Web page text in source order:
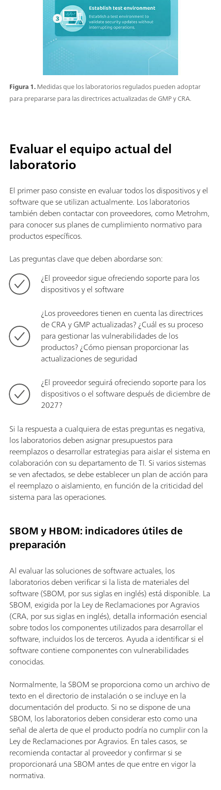
Figura 1.Medidas que los laboratorios regulados pueden adoptar
para prepararse para las directrices actualizadas de GMP y CRA.
Evaluar el equipo actual del
laboratorio
El primer paso consiste en evaluar todos los dispositivos y el
software que se utilizan actualmente. Los laboratorios
también deben contactar con proveedores, como Metrohm,
para conocer sus planes de cumplimiento normativo para
productos específicos.
Las preguntas clave que deben abordarse son:
¿El proveedor sigue ofreciendo soporte para los
dispositivos y el software
¿Los proveedores tienen en cuenta las directrices
de CRA y GMP actualizadas? ¿Cuál es su proceso
para gestionar las vulnerabilidades de los
productos? ¿Cómo piensan proporcionar las
actualizaciones de seguridad
¿El proveedor seguirá ofreciendo soporte para los
dispositivos o el software después de diciembre de
2027?
Si la respuesta a cualquiera de estas preguntas es negativa,
los laboratorios deben asignar presupuestos para
reemplazos o desarrollar estrategias para aislar el sistema en
colaboración con su departamento de TI. Si varios sistemas
se ven afectados, se debe establecer un plan de acción para
el reemplazo o aislamiento, en función de la criticidad del
sistema para las operaciones.
SBOM y HBOM: indicadores útiles de
preparación
Al evaluar las soluciones de software actuales, los
laboratorios deben verificar si la lista de materiales del
software (SBOM, por sus siglas en inglés) está disponible. La
SBOM, exigida por la Ley de Reclamaciones por Agravios
(CRA, por sus siglas en inglés), detalla información esencial
sobre todos los componentes utilizados para desarrollar el
software, incluidos los de terceros. Ayuda a identificar si el
software contiene componentes con vulnerabilidades
conocidas.
Normalmente, la SBOM se proporciona como un archivo de
texto en el directorio de instalación o se incluye en la
documentación del producto. Si no se dispone de una
SBOM, los laboratorios deben considerar esto como una
señal de alerta de que el producto podría no cumplir con la
Ley de Reclamaciones por Agravios. En tales casos, se
recomienda contactar al proveedor y confirmar si se
proporcionará una SBOM antes de que entre en vigor la
normativa.